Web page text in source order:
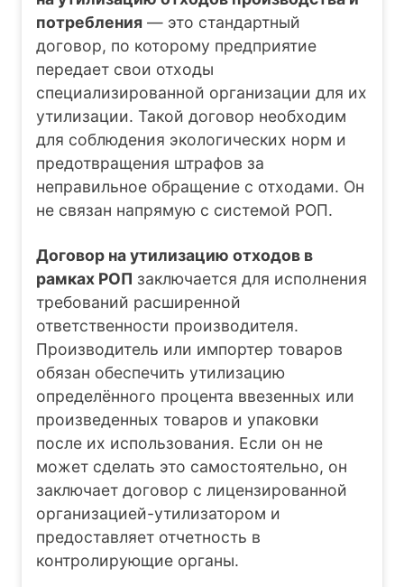
потребления — это стандартный
договор, по которому предприятие
передает свои отходы
специализированной организации для их
утилизации. Такой договор необходим
для соблюдения экологических норм и
предотвращения штрафов за
неправильное обращение с отходами. Он
не связан напрямую с системой РОП.
Договор на утилизацию отходов в
рамках РОП заключается для исполнения
требований расширенной
ответственности производителя.
Производитель или импортер товаров
обязан обеспечить утилизацию
определённого процента ввезенных или
произведенных товаров и упаковки
после их использования. Если он не
может сделать это самостоятельно, он
заключает договор с лицензированной
организацией-утилизатором и
предоставляет отчетность в
контролирующие органы.